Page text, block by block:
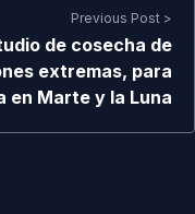
Previous Post >
de cosecha de
extremas, para
en Marte y la Luna